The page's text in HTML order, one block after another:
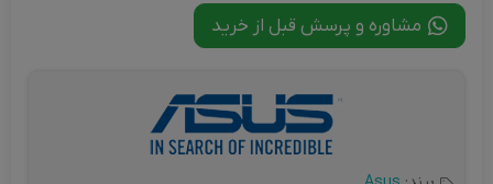
DVD-R : ۸X، سرعت دستررسی تصا
مشاوره و پرسش قبل از خرید